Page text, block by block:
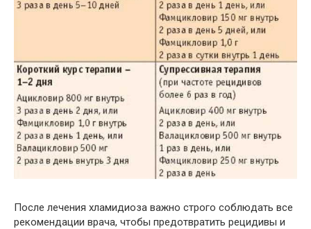
После лечения хламидиоза важно строго соблюдать все
рекомендации врача, чтобы предотвратить рецидивы и